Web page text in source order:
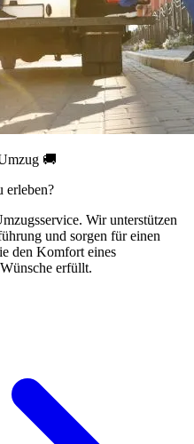
🚚
erleben?
Wir unterstützen
und sorgen für einen
den Komfort eines
erfüllt.